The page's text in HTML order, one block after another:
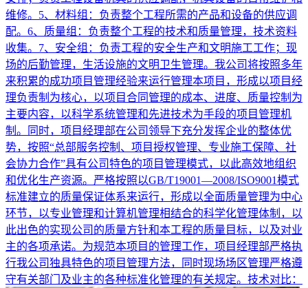
维修。5、材料组：负责整个工程所需的产品和设备的供应调
配。6、质量组：负责整个工程的技术和质量管理，技术资料
收集。7、安全组：负责工程的安全生产和文明施工工作；现
场的后勤管理，生活设施的文明卫生管理。我公司将按照多年
来积累的成功项目管理经验来运行管理本项目，形成以项目经
理负责制为核心，以项目合同管理的成本、进度、质量控制为
主要内容，以科学系统管理和先进技术为手段的项目管理机
制。同时，项目经理部在公司领导下充分发挥企业的整体优
势，按照“总部服务控制、项目授权管理、专业施工保障、社
会协力合作”具有公司特色的项目管理模式，以此高效地组织
和优化生产资源。严格按照以GB/T19001—2008/ISO9001模式
标准建立的质量保证体系来运行，形成以全面质量管理为中心
环节，以专业管理和计算机管理相结合的科学化管理体制，以
此出色的实现公司的质量方针和本工程的质量目标，以及对业
主的各项承诺。为规范本项目的管理工作，项目经理部严格执
行我公司独具特色的项目管理方法，同时现场场区管理严格遵
守有关部门及业主的各种标准化管理的有关规定。技术对比：